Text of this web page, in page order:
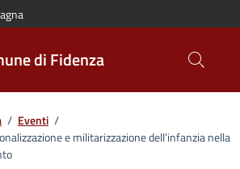
sito
di Fidenza
/ Eventi /
e militarizzazione dell’infanzia nella